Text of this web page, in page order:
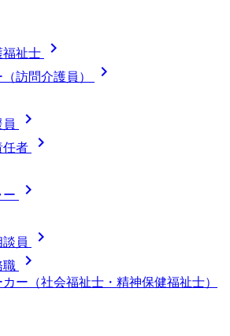
福祉士 
訪問介護員） 

任者 
ー 
員 
職 
ー（社会福祉士・精神保健福祉士）